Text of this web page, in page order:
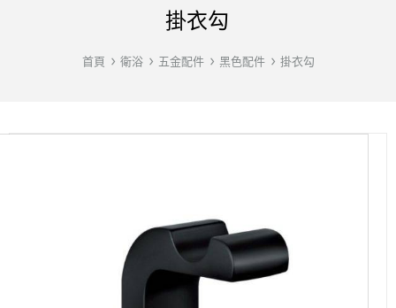
掛衣勾
首頁 衛浴 五金配件 黑色配件 掛衣勾